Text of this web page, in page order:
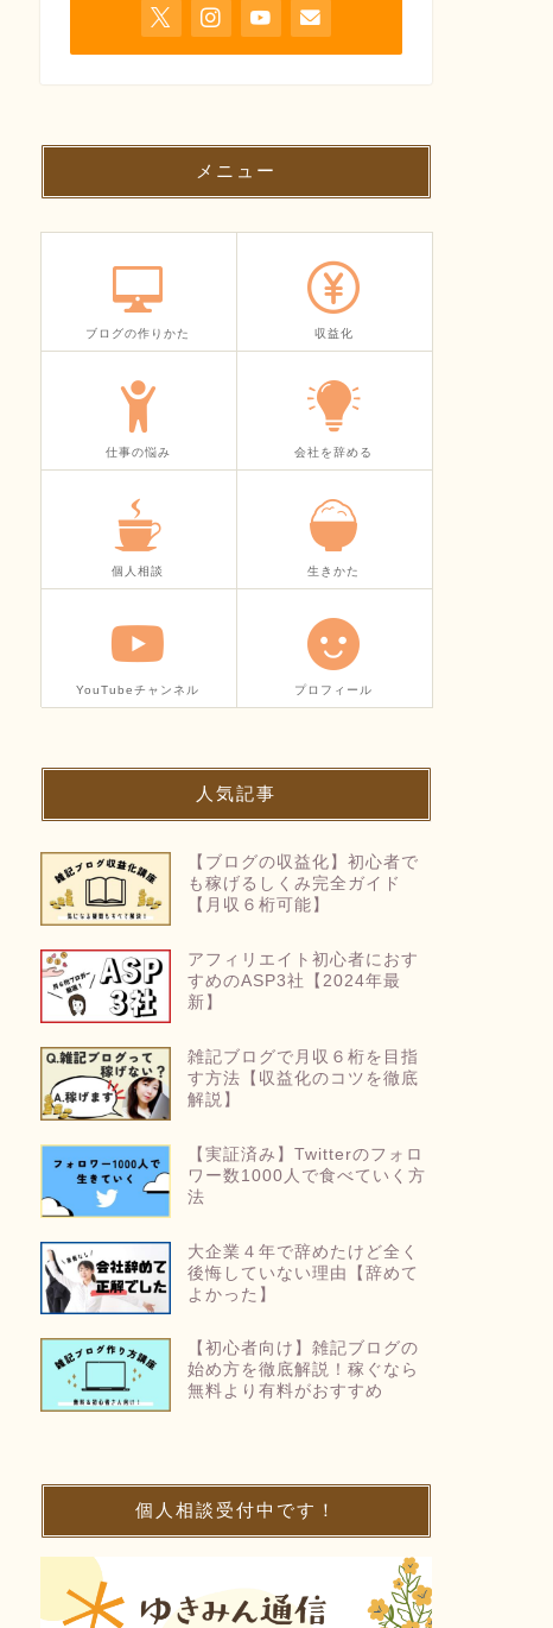
メニュー
ブログの作りかた 収益化
仕事の悩み 会社を辞める
個人相談 生きかた
YouTubeチャンネル プロフィール
人気記事
【ブログの収益化】初心者で
も稼げるしくみ完全ガイド
【月収６桁可能】
アフィリエイト初心者におす
すめのASP3社【2024年最
新】
雑記ブログで月収６桁を目指
す方法【収益化のコツを徹底
解説】
【実証済み】Twitterのフォロ
ワー数1000人で食べていく方
法
大企業４年で辞めたけど全く
後悔していない理由【辞めて
よかった】
【初心者向け】雑記ブログの
始め方を徹底解説！稼ぐなら
無料より有料がおすすめ
個人相談受付中です！